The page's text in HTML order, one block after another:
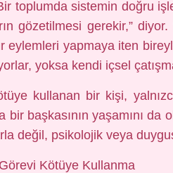
toplumda sistemin doğru
gözetilmesi gerekir,”
eylemleri yapmaya iten
yoksa kendi içsel
kullanan bir kişi,
bir başkasının yaşamını
değil, psikolojik veya
Kötüye Kullanma